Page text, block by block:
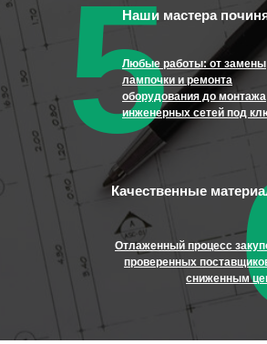
5Наши мастера
Любые работы: от замены
лампочки и ремонта
оборудования до монтажа
инженерных сетей под
Качественные
Отлаженный процесс
проверенных
сниженным